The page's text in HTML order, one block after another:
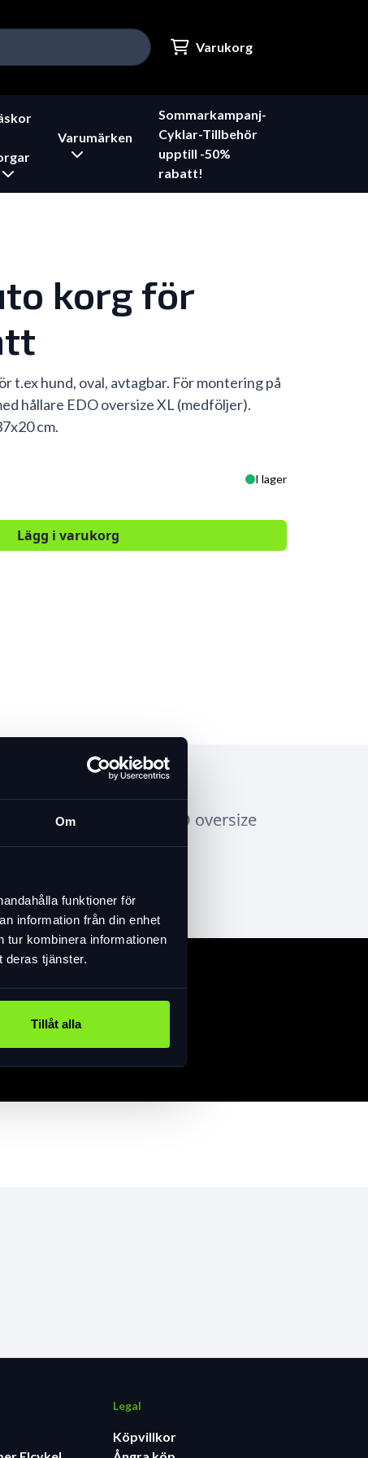
Om
funktioner för
information från din enhet
tur kombinera informationen
deras tjänster.
Tillåt alla
Varukorg
Varumärken
Sommarkampanj-
Cyklar-Tillbehör
upptill -50%
rabatt!
korg för
t.ex hund, oval, avtagbar. För montering på
hållare EDO oversize XL (medföljer).
cm.
I lager
Lägg i varukorg
mm) med hållare EDO oversize
15 kg.
Legal
Köpvillkor